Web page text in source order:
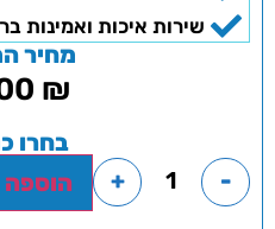
שירות איכות ואמינות
מחיר
₪
בחרו
-
+